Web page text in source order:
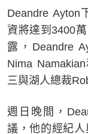
Deandre Ayton
資將達到3400
露，Deandre
Nima
三與湖人總裁
週日晚間，
議，他的經紀